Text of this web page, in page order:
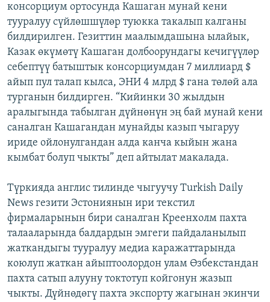
консорциум ортосунда Кашаган мунай кени
тууралуу сүйлөшшүлөр туюкка такалып калганы
билдирилген. Гезиттин маалымдашына ылайык,
Казак өкүмөтү Кашаган долбоорундагы кечигүүлөр
себептүү батыштык консорциумдан 7 миллиард $
айып пул талап кылса, ЭНИ 4 млрд $ гана төлөй ала
турганын билдирген. “Кийинки 30 жылдын
аралыгында табылган дүйнөнүн эң бай мунай кени
саналган Кашагандан мунайды казып чыгаруу
ириде ойлонулгандан алда канча кыйын жана
кымбат болуп чыкты” деп айтылат макалада.
Түркияда англис тилинде чыгуучу Turkish Daily
News гезити Эстониянын ири текстил
фирмаларынын бири саналган Креенхолм пахта
талааларында балдардын эмгеги пайдаланылып
жаткандыгы тууралуу медиа каражаттарында
коюлуп жаткан айыптоолордон улам Өзбекстандан
пахта сатып алууну токтотуп койгонун жазып
чыкты. Дүйнөдөгү пахта экспорту жагынан экинчи